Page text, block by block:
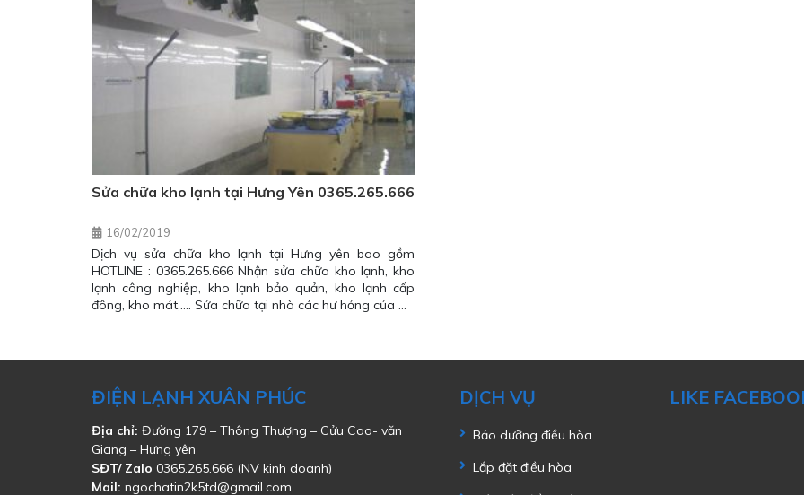
Sửa chữa kho lạnh tại Hưng Yên 0365.265.666
16/02/2019
Dịch vụ sửa chữa kho lạnh tại Hưng yên bao gồm
HOTLINE : 0365.265.666 Nhận sửa chữa kho lạnh, kho
lạnh công nghiệp, kho lạnh bảo quản, kho lạnh cấp
đông, kho mát,…. Sửa chữa tại nhà các hư hỏng của …
ĐIỆN LẠNH XUÂN PHÚC
Địa chỉ: Đường 179 – Thông Thượng – Cửu Cao- văn
Giang – Hưng yên
SĐT/ Zalo 0365.265.666 (NV kinh doanh)
Mail: ngochatin2k5td@gmail.com
DỊCH VỤ
Bảo dưỡng điều hòa
Lắp đặt điều hòa
LIKE